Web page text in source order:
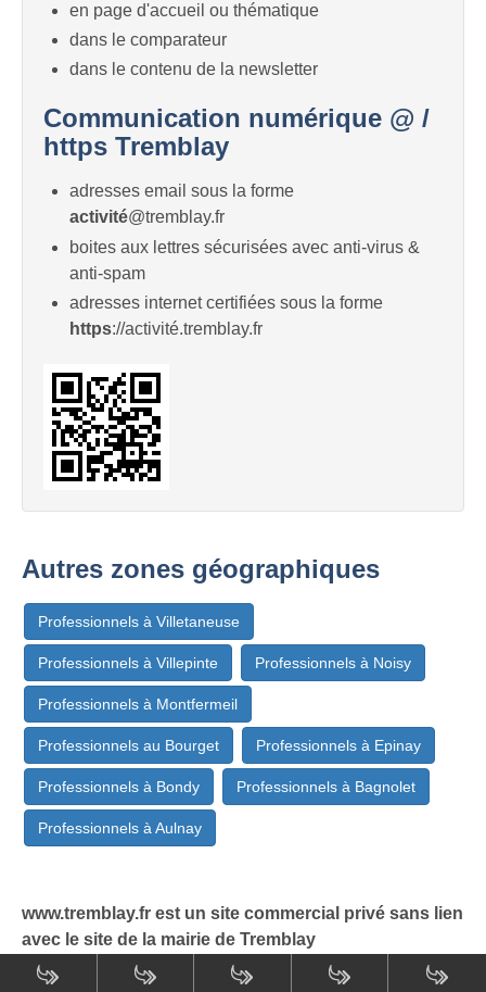
en page d'accueil ou thématique
dans le comparateur
dans le contenu de la newsletter
Communication numérique @ /
https Tremblay
adresses email sous la forme
activité@tremblay.fr
boites aux lettres sécurisées avec anti-virus &
anti-spam
adresses internet certifiées sous la forme
https://activité.tremblay.fr
Autres zones géographiques
Professionnels à Villetaneuse
Professionnels à Villepinte Professionnels à Noisy
Professionnels à Montfermeil
Professionnels au Bourget Professionnels à Epinay
Professionnels à Bondy Professionnels à Bagnolet
Professionnels à Aulnay
www.tremblay.fr est un site commercial privé sans lien
avec le site de la mairie de Tremblay